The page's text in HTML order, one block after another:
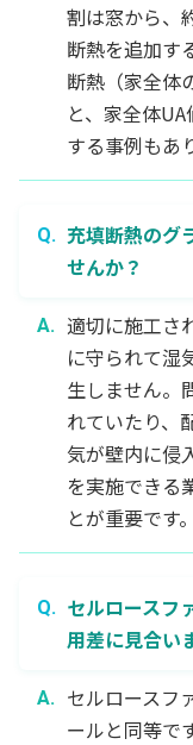
割は窓から、
断熱を追加す
断熱（家全体
と、家全体
する事例もあ
充填断熱のグ
せんか？
適切に施工さ
に守られて湿
生しません。
れていたり、
気が壁内に侵
を実施できる
とが重要です。
セルロースフ
用差に見合い
セルロースフ
ールと同等で